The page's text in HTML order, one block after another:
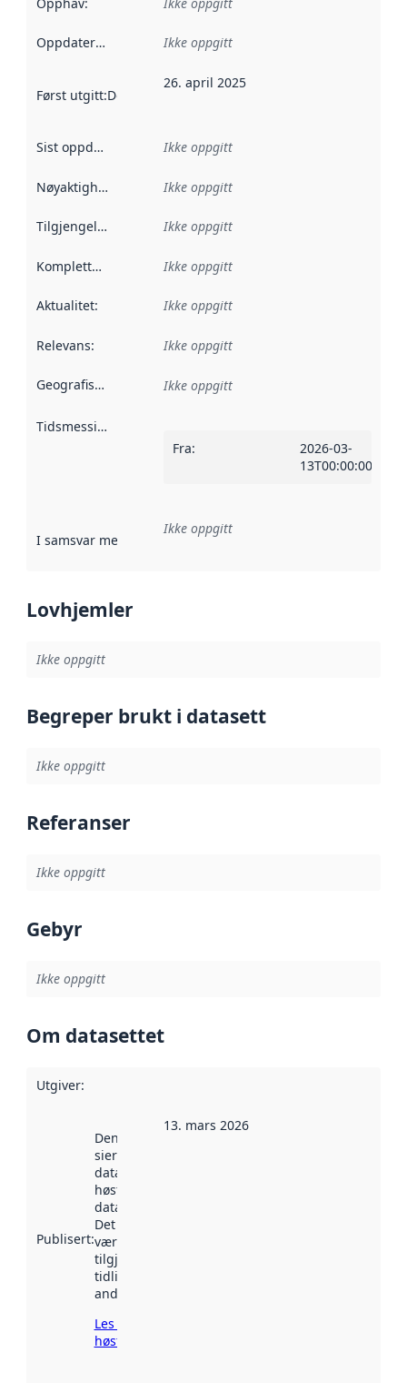
Oppdateringsfrekvens :
Ikke oppgitt
Først utgitt:Denne datoen sier når dataene i dette
26. april 2025
Sist oppdatert Ikke oppgitt
Nøyaktighet Ikke oppgitt
Tilgjengelighet Ikke oppgitt
Kompletthet Ikke oppgitt
Aktualitet: Ikke oppgitt
Relevans: Ikke oppgitt
Geografisk avgrensning :
Ikke oppgitt
Tidsmessig avgrensning
Fra:
2026-03-
13T00:00:00Z
I samsvar med Referanse til en implementasjonsregel
Ikke oppgitt
Lovhjemler
Ikke oppgitt
Begreper brukt i datasett
Ikke oppgitt
Referanser
Ikke oppgitt
Gebyr
Ikke oppgitt
Om datasettet
Utgiver:
Publisert:
Denne datoen
sier når
datasettet ble
høstet av
data.norge.no.
Det kan ha
vært
tilgjengelig
tidligere
andre steder.
Les mer om
høsting her
13. mars 2026